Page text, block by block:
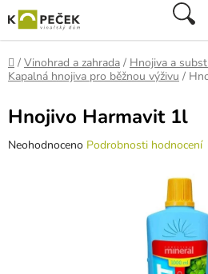
na
obsah
Domů
/ Vinohrad a zahrada / Hnojiva a
Kapalná hnojiva pro běžnou výživu /
Hnojivo Harmavit 1l
Průměrné
Neohodnoceno Podrobnosti hodnocení